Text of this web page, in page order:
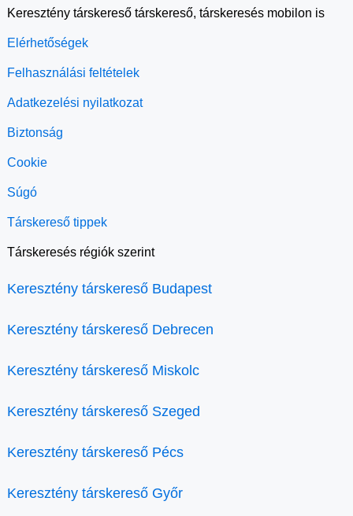
Keresztény társkereső társkereső, társkeresés mobilon is
Elérhetőségek
Felhasználási feltételek
Adatkezelési nyilatkozat
Biztonság
Cookie
Súgó
Társkereső tippek
Társkeresés régiók szerint
Keresztény társkereső Budapest
Keresztény társkereső Debrecen
Keresztény társkereső Miskolc
Keresztény társkereső Szeged
Keresztény társkereső Pécs
Keresztény társkereső Győr